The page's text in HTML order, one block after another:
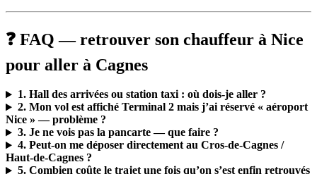
❓ FAQ — retrouver son chauffeur à Nice
pour aller à Cagnes
1. Hall des arrivées ou station taxi : où dois-je aller ?
2. Mon vol est affiché Terminal 2 mais j’ai réservé « aéroport
Nice » — problème ?
3. Je ne vois pas la pancarte — que faire ?
4. Peut-on me déposer directement au Cros-de-Cagnes /
Haut-de-Cagnes ?
5. Combien coûte le trajet une fois qu’on s’est enfin retrouvés